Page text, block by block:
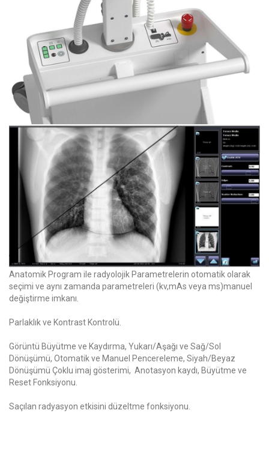
Anatomik Program ile radyolojik Parametrelerin otomatik olarak
seçimi ve aynı zamanda parametreleri (kv,mAs veya ms)manuel
değiştirme imkanı.
Parlaklık ve Kontrast Kontrolü.
Görüntü Büyütme ve Kaydırma, Yukarı/Aşağı ve Sağ/Sol
Dönüşümü, Otomatik ve Manuel Pencereleme, Siyah/Beyaz
Dönüşümü Çoklu imaj gösterimi, Anotasyon kaydı, Büyütme ve
Reset Fonksiyonu.
Saçılan radyasyon etkisini düzeltme fonksiyonu.